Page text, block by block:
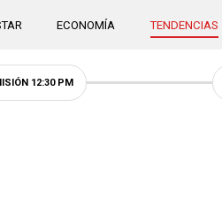
ECONOMÍA TENDENCIAS
12:30 PM